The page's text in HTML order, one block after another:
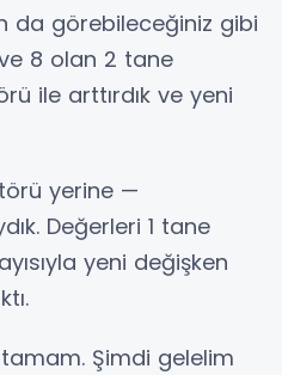
da görebileceğiniz gibi
8 olan 2 tane
ile arttırdık ve yeni
yerine —
Değerleri 1 tane
yeni değişken
Şimdi gelelim